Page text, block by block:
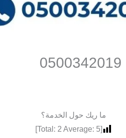
ما ريك حول الخدمة؟
[Total:
2 Average: 5
]